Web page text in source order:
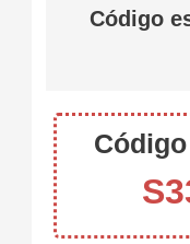
Código